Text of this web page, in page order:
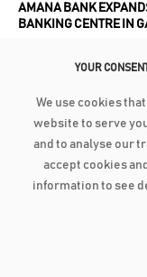
AMANA BANK
BANKING CENTRE IN
Amana Bank
its 35th Self
marking another
across Sri Lanka.
YOUR
We use cookies
website to serve
and to analyse our
accept cookies
information to see